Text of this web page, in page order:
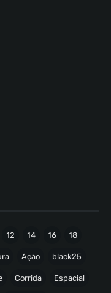
12 14 16 18
Ação black25
Corrida Espacial